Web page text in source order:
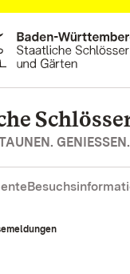
GENIESSEN.